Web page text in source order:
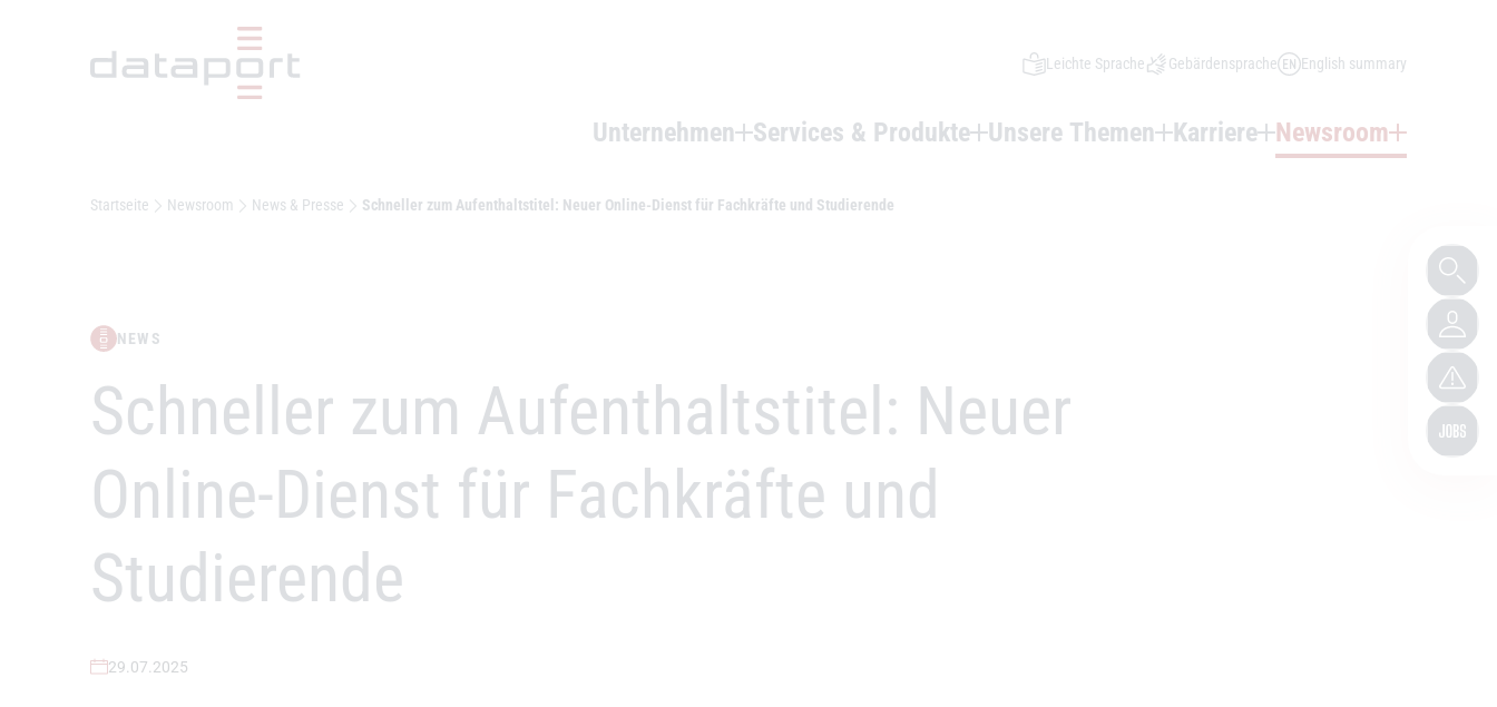
Leichte Sprache Gebärdensprache English summary
Unternehmen Services & Produkte Unsere Themen Karriere Newsroom
Startseite Newsroom News & Presse Schneller zum Aufenthaltstitel: Neuer Online-Dienst für Fachkräfte und Studierende
NEWS
–
Schneller zum Aufenthaltstitel: Neuer
Online-Dienst für Fachkräfte und
Studierende
29.07.2025